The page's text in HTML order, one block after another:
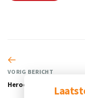
VORIG BERICHT
Heroes Den Bosch